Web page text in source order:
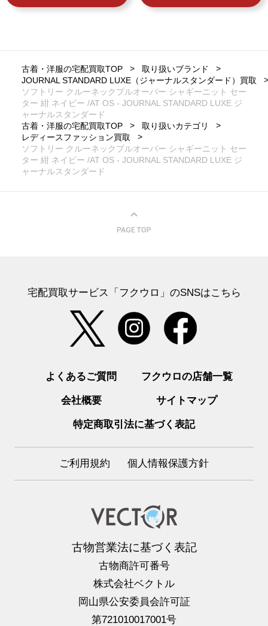
古着・洋服の宅配買取TOP
取り扱いブランド
JOURNAL STANDARD LUXE（ジャーナルスタンダード）買取
ソフトリー クルーネックプルオーバー シャギーニット セー
ター 紺 ネイビー /AT OS - JOURNAL STANDARD LUXE ジ
ャーナルスタンダード
古着・洋服の宅配買取TOP
取り扱いカテゴリ
レディースファッション買取
ソフトリー クルーネックプルオーバー シャギーニット セー
ター 紺 ネイビー /AT OS - JOURNAL STANDARD LUXE ジ
ャーナルスタンダード
宅配買取サービス「フクウロ」のSNSはこちら
よくあるご質問 フクウロの店舗一覧
会社概要 サイトマップ
特定商取引法に基づく表記
ご利用規約 個人情報保護方針
古物営業法に基づく表記
古物商許可番号
株式会社ベクトル
岡山県公安委員会許可証
第721010017001号